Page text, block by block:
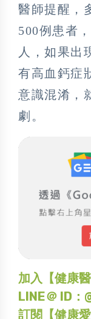
醫師提醒，
500例患者
人，如果出
有高血鈣症
意識混淆，
劇。
加入【健康
LINE＠ ID
訂閱【健康